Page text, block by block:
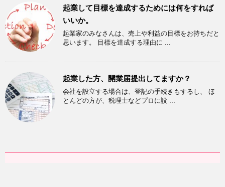
起業して目標を達成するためには何をすれば
いいか。
起業家のみなさんは、売上や利益の目標をお持ちだと
思います。 目標を達成する理由に ...
起業した方、開業届提出してますか？
会社を設立する場合は、登記の手続きもするし、 ほ
とんどの方が、税理士などプロに設 ...